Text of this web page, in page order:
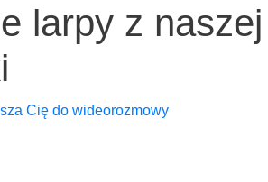
larpy z naszej
Cię do wideorozmowy